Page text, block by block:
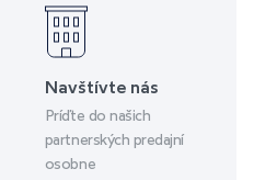
Navštívte nás
Príďte do našich
partnerských predajní
osobne